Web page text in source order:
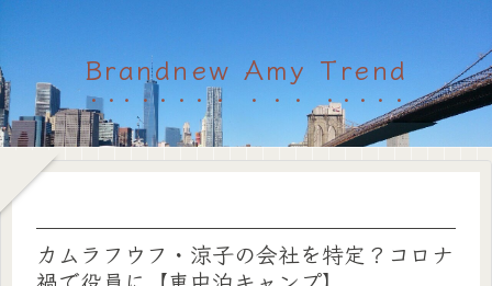
Brandnew Amy Trend
カムラフウフ・涼子の会社を特定？コロナ